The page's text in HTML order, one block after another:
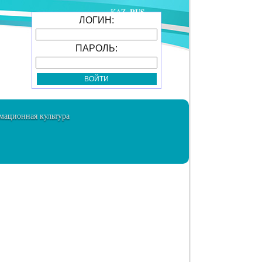
ЛОГИН:
ПАРОЛЬ:
KAZ RUS
культура